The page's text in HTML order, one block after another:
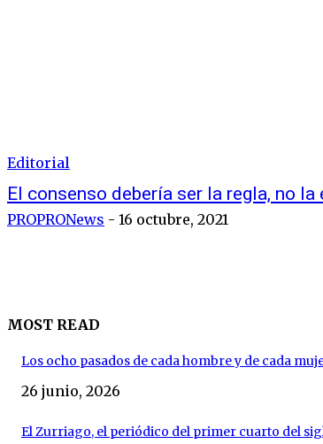
Editorial
El consenso debería ser la regla, no la
PROPRONews - 16 octubre, 2021
MOST READ
Los ocho pasados de cada hombre y de cada
26 junio, 2026
El Zurriago, el periódico del primer cuarto del